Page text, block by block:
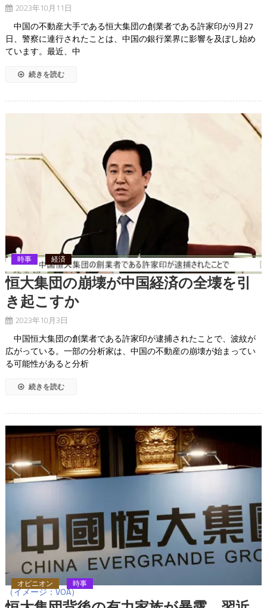
2023年10月11日
中国の不動産大手である恒大集団の創業者である許家印が9月27
日、警察に連行されたことは、中国の銀行業界に影響を及ぼし始め
ています。最近、中
続きを読む
時事 経済
恒大集団の崩壊が中国経済の全壊を引
き起こすか
2023年10月3日
中国恒大集団の創業者である許家印が逮捕されたことで、波紋が
広がっている。一部の分析家は、中国の不動産の崩壊が始まってい
る可能性があると分析
続きを読む
（イメージ：VOA）
オピニオン 時事